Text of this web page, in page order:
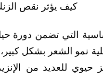
التي تضمن دورة
نمو الشعر بشكل
حيوي للعديد من